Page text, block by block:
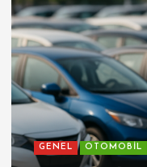
GENEL OTOMOBİL